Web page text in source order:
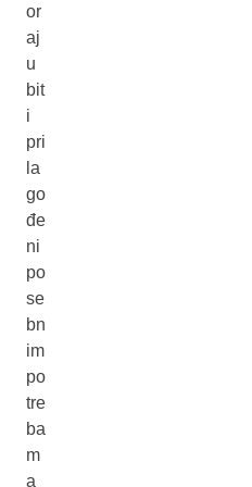
or
aj
u
bit
i
pri
la
go
đe
ni
po
se
bn
im
po
tre
ba
m
a